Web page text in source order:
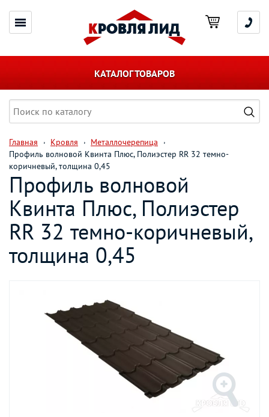
КАТАЛОГ ТОВАРОВ
Главная Кровля
Металлочерепица
Профиль волновой Квинта Плюс, Полиэстер RR 32 темно-
коричневый, толщина 0,45
Профиль волновой
Квинта Плюс, Полиэстер
RR 32 темно-коричневый,
толщина 0,45